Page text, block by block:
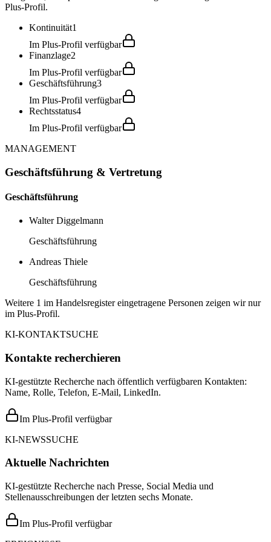
Plus-Profil.
Kontinuität1
Im Plus-Profil verfügbar
Finanzlage2
Im Plus-Profil verfügbar
Geschäftsführung3
Im Plus-Profil verfügbar
Rechtsstatus4
Im Plus-Profil verfügbar
MANAGEMENT
Geschäftsführung & Vertretung
Geschäftsführung
Walter Diggelmann
Geschäftsführung
Andreas Thiele
Geschäftsführung
Weitere 1 im Handelsregister eingetragene Personen zeigen wir nur
im Plus-Profil.
KI-KONTAKTSUCHE
Kontakte recherchieren
KI-gestützte Recherche nach öffentlich verfügbaren Kontakten:
Name, Rolle, Telefon, E-Mail, LinkedIn.
Im Plus-Profil verfügbar
KI-NEWSSUCHE
Aktuelle Nachrichten
KI-gestützte Recherche nach Presse, Social Media und
Stellenausschreibungen der letzten sechs Monate.
Im Plus-Profil verfügbar